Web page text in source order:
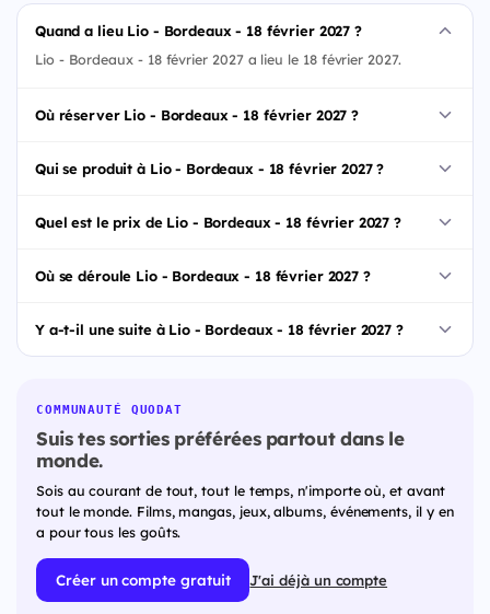
Quand a lieu Lio - Bordeaux - 18 février 2027 ?
Lio - Bordeaux - 18 février 2027 a lieu le 18 février 2027.
Où réserver Lio - Bordeaux - 18 février 2027 ?
Qui se produit à Lio - Bordeaux - 18 février 2027 ?
Quel est le prix de Lio - Bordeaux - 18 février 2027 ?
Où se déroule Lio - Bordeaux - 18 février 2027 ?
Y a-t-il une suite à Lio - Bordeaux - 18 février 2027 ?
COMMUNAUTÉ QUODAT
Suis tes sorties préférées partout dans le
monde.
Sois au courant de tout, tout le temps, n'importe où, et avant
tout le monde. Films, mangas, jeux, albums, événements, il y en
a pour tous les goûts.
Créer un compte gratuit J'ai déjà un compte